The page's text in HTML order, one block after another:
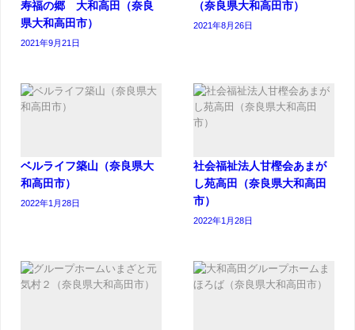
寿福の郷 大和高田（奈良
県大和高田市）
2021年9月21日
（奈良県大和高田市）
2021年8月26日
ベルライフ築山（奈良県大
和高田市）
2022年1月28日
社会福祉法人甘樫会あまが
し苑高田（奈良県大和高田
市）
2022年1月28日